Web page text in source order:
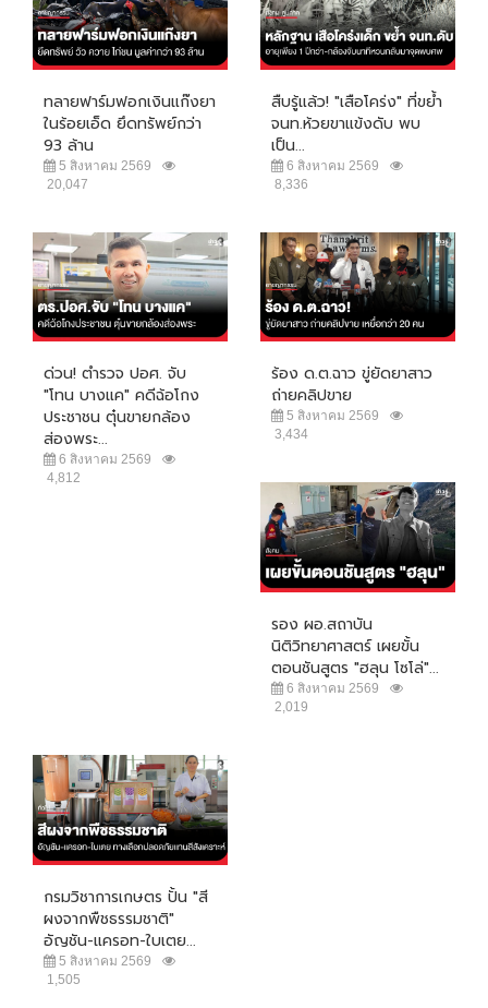
ทลายฟาร์มฟอกเงินแก๊งยา
ในร้อยเอ็ด ยึดทรัพย์กว่า
93 ล้าน
5 สิงหาคม 2569
20,047
สืบรู้แล้ว! "เสือโคร่ง" ที่ขย้ำ
จนท.ห้วยขาแข้งดับ พบ
เป็น...
6 สิงหาคม 2569
8,336
ด่วน! ตำรวจ ปอศ. จับ
"โทน บางแค" คดีฉ้อโกง
ประชาชน ตุ๋นขายกล้อง
ส่องพระ...
6 สิงหาคม 2569
4,812
ร้อง ด.ต.ฉาว ขู่ยัดยาสาว
ถ่ายคลิปขาย
5 สิงหาคม 2569
3,434
รอง ผอ.สถาบัน
นิติวิทยาศาสตร์ เผยขั้น
ตอนชันสูตร "ฮลุน โซโล่"...
6 สิงหาคม 2569
2,019
กรมวิชาการเกษตร ปั้น "สี
ผงจากพืชธรรมชาติ"
อัญชัน-แครอท-ใบเตย...
5 สิงหาคม 2569
1,505